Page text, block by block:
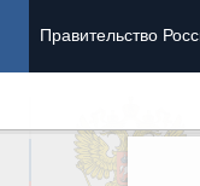
Правительство